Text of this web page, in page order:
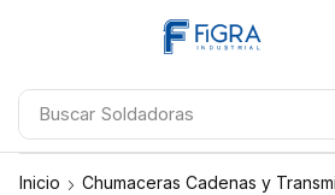
Buscar Soldadoras
Inicio
Chumaceras Cadenas y